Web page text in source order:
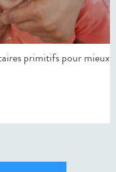
primitifs pour mieux